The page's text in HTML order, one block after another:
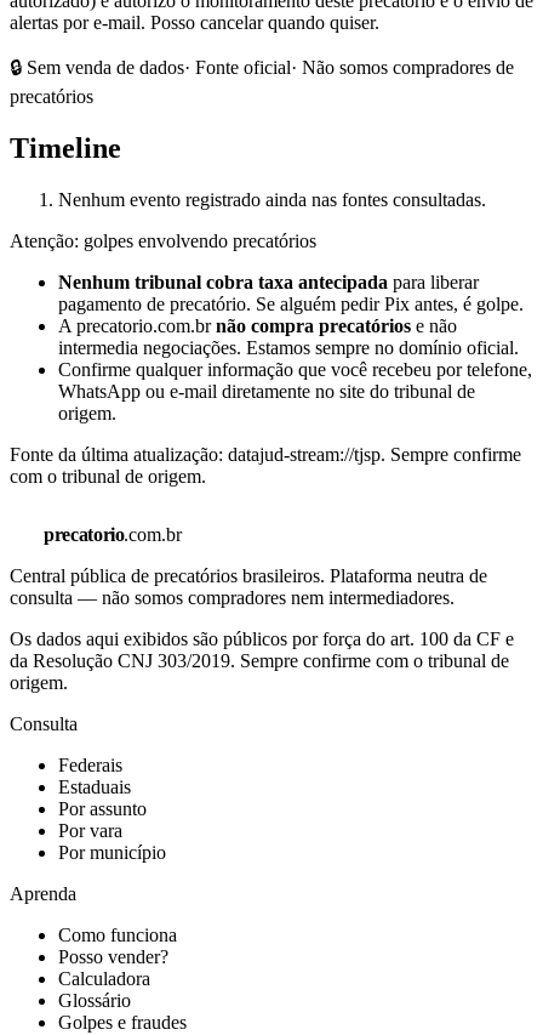
alertas por e-mail. Posso cancelar quando quiser.
🔒 Sem venda de dados· Fonte oficial· Não somos compradores de
precatórios
Timeline
Nenhum evento registrado ainda nas fontes consultadas.
Atenção: golpes envolvendo precatórios
Nenhum tribunal cobra taxa antecipada para liberar
pagamento de precatório. Se alguém pedir Pix antes, é golpe.
A precatorio.com.brnão compra precatórios e não
intermedia negociações. Estamos sempre no domínio oficial.
Confirme qualquer informação que você recebeu por telefone,
WhatsApp ou e-mail diretamente no site do tribunal de
origem.
Fonte da última atualização: datajud-stream://tjsp. Sempre confirme
com o tribunal de origem.
precatorio.com.br
Central pública de precatórios brasileiros. Plataforma neutra de
consulta — não somos compradores nem intermediadores.
Os dados aqui exibidos são públicos por força do art. 100 da CF e
da Resolução CNJ 303/2019. Sempre confirme com o tribunal de
origem.
Consulta
Federais
Estaduais
Por assunto
Por vara
Por município
Aprenda
Como funciona
Posso vender?
Calculadora
Glossário
Golpes e fraudes